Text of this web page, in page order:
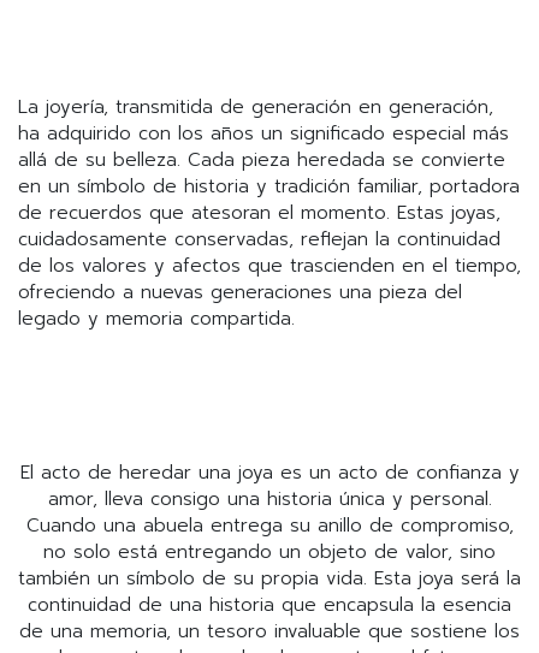
La joyería, transmitida de generación en generación,
ha adquirido con los años un significado especial más
allá de su belleza. Cada pieza heredada se convierte
en un símbolo de historia y tradición familiar, portadora
de recuerdos que atesoran el momento. Estas joyas,
cuidadosamente conservadas, reflejan la continuidad
de los valores y afectos que trascienden en el tiempo,
ofreciendo a nuevas generaciones una pieza del
legado y memoria compartida.
El acto de heredar una joya es un acto de confianza y
amor, lleva consigo una historia única y personal.
Cuando una abuela entrega su anillo de compromiso,
no solo está entregando un objeto de valor, sino
también un símbolo de su propia vida. Esta joya será la
continuidad de una historia que encapsula la esencia
de una memoria, un tesoro invaluable que sostiene los